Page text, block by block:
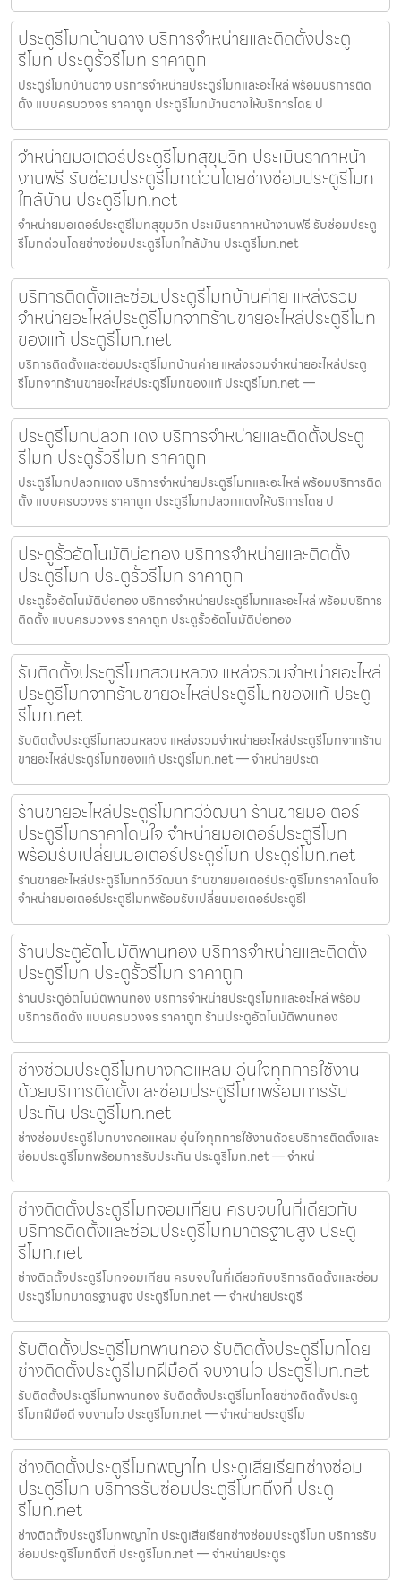
ประตูรีโมทบ้านฉาง บริการจำหน่ายและติดตั้งประตู
รีโมท ประตูรั้วรีโมท ราคาถูก
ประตูรีโมทบ้านฉาง บริการจำหน่ายประตูรีโมทและอะไหล่ พร้อมบริการติด
ตั้ง แบบครบวงจร ราคาถูก ประตูรีโมทบ้านฉางให้บริการโดย ป
จำหน่ายมอเตอร์ประตูรีโมทสุขุมวิท ประเมินราคาหน้า
งานฟรี รับซ่อมประตูรีโมทด่วนโดยช่างซ่อมประตูรีโมท
ใกล้บ้าน ประตูรีโมท.net
จำหน่ายมอเตอร์ประตูรีโมทสุขุมวิท ประเมินราคาหน้างานฟรี รับซ่อมประตู
รีโมทด่วนโดยช่างซ่อมประตูรีโมทใกล้บ้าน ประตูรีโมท.net
บริการติดตั้งและซ่อมประตูรีโมทบ้านค่าย แหล่งรวม
จำหน่ายอะไหล่ประตูรีโมทจากร้านขายอะไหล่ประตูรีโมท
ของแท้ ประตูรีโมท.net
บริการติดตั้งและซ่อมประตูรีโมทบ้านค่าย แหล่งรวมจำหน่ายอะไหล่ประตู
รีโมทจากร้านขายอะไหล่ประตูรีโมทของแท้ ประตูรีโมท.net —
ประตูรีโมทปลวกแดง บริการจำหน่ายและติดตั้งประตู
รีโมท ประตูรั้วรีโมท ราคาถูก
ประตูรีโมทปลวกแดง บริการจำหน่ายประตูรีโมทและอะไหล่ พร้อมบริการติด
ตั้ง แบบครบวงจร ราคาถูก ประตูรีโมทปลวกแดงให้บริการโดย ป
ประตูรั้วอัตโนมัติบ่อทอง บริการจำหน่ายและติดตั้ง
ประตูรีโมท ประตูรั้วรีโมท ราคาถูก
ประตูรั้วอัตโนมัติบ่อทอง บริการจำหน่ายประตูรีโมทและอะไหล่ พร้อมบริการ
ติดตั้ง แบบครบวงจร ราคาถูก ประตูรั้วอัตโนมัติบ่อทอง
รับติดตั้งประตูรีโมทสวนหลวง แหล่งรวมจำหน่ายอะไหล่
ประตูรีโมทจากร้านขายอะไหล่ประตูรีโมทของแท้ ประตู
รีโมท.net
รับติดตั้งประตูรีโมทสวนหลวง แหล่งรวมจำหน่ายอะไหล่ประตูรีโมทจากร้าน
ขายอะไหล่ประตูรีโมทของแท้ ประตูรีโมท.net — จำหน่ายประต
ร้านขายอะไหล่ประตูรีโมททวีวัฒนา ร้านขายมอเตอร์
ประตูรีโมทราคาโดนใจ จำหน่ายมอเตอร์ประตูรีโมท
พร้อมรับเปลี่ยนมอเตอร์ประตูรีโมท ประตูรีโมท.net
ร้านขายอะไหล่ประตูรีโมททวีวัฒนา ร้านขายมอเตอร์ประตูรีโมทราคาโดนใจ
จำหน่ายมอเตอร์ประตูรีโมทพร้อมรับเปลี่ยนมอเตอร์ประตูรีโ
ร้านประตูอัตโนมัติพานทอง บริการจำหน่ายและติดตั้ง
ประตูรีโมท ประตูรั้วรีโมท ราคาถูก
ร้านประตูอัตโนมัติพานทอง บริการจำหน่ายประตูรีโมทและอะไหล่ พร้อม
บริการติดตั้ง แบบครบวงจร ราคาถูก ร้านประตูอัตโนมัติพานทอง
ช่างซ่อมประตูรีโมทบางคอแหลม อุ่นใจทุกการใช้งาน
ด้วยบริการติดตั้งและซ่อมประตูรีโมทพร้อมการรับ
ประกัน ประตูรีโมท.net
ช่างซ่อมประตูรีโมทบางคอแหลม อุ่นใจทุกการใช้งานด้วยบริการติดตั้งและ
ซ่อมประตูรีโมทพร้อมการรับประกัน ประตูรีโมท.net — จำหน่
ช่างติดตั้งประตูรีโมทจอมเทียน ครบจบในที่เดียวกับ
บริการติดตั้งและซ่อมประตูรีโมทมาตรฐานสูง ประตู
รีโมท.net
ช่างติดตั้งประตูรีโมทจอมเทียน ครบจบในที่เดียวกับบริการติดตั้งและซ่อม
ประตูรีโมทมาตรฐานสูง ประตูรีโมท.net — จำหน่ายประตูรี
รับติดตั้งประตูรีโมทพานทอง รับติดตั้งประตูรีโมทโดย
ช่างติดตั้งประตูรีโมทฝีมือดี จบงานไว ประตูรีโมท.net
รับติดตั้งประตูรีโมทพานทอง รับติดตั้งประตูรีโมทโดยช่างติดตั้งประตู
รีโมทฝีมือดี จบงานไว ประตูรีโมท.net — จำหน่ายประตูรีโม
ช่างติดตั้งประตูรีโมทพญาไท ประตูเสียเรียกช่างซ่อม
ประตูรีโมท บริการรับซ่อมประตูรีโมทถึงที่ ประตู
รีโมท.net
ช่างติดตั้งประตูรีโมทพญาไท ประตูเสียเรียกช่างซ่อมประตูรีโมท บริการรับ
ซ่อมประตูรีโมทถึงที่ ประตูรีโมท.net — จำหน่ายประตูร